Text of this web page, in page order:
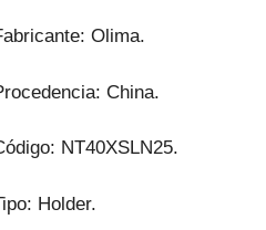
Olima.
China.
NT40XSLN25.
Holder.